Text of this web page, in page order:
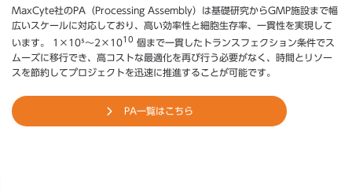
MaxCyte社のPA（Processing Assembly）は基礎研究からGMP施設まで幅
広いスケールに対応しており、高い効率性と細胞生存率、一貫性を実現して
います。 1×10⁵～2×1010 個まで一貫したトランスフェクション条件でス
ムーズに移行でき、高コストな最適化を再び行う必要がなく、時間とリソー
スを節約してプロジェクトを迅速に推進することが可能です。
PA一覧はこちら